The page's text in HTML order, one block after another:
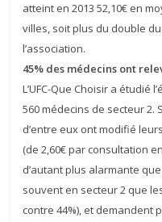
atteint en 2013 52,10€ en
villes, soit plus du double
l’association.
45% des médecins ont
L’UFC-Que Choisir a étudié
560 médecins de secteur 2.
d’entre eux ont modifié
(de 2,60€ par consultation
d’autant plus alarmante
souvent en secteur 2 que
contre 44%), et demandent